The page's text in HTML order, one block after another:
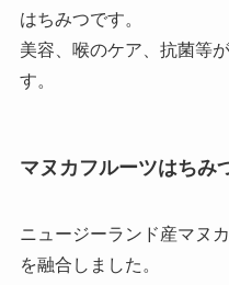
はちみつです。
美容、喉のケア、抗菌等
す。
マヌカフルーツはちみ
ニュージーランド産マヌ
を融合しました。